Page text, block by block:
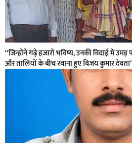
“जिन्होंने गढ़े हजारों भविष्य, उनकी विदाई में
और तालियों के बीच रवाना हुए विजय कुमार